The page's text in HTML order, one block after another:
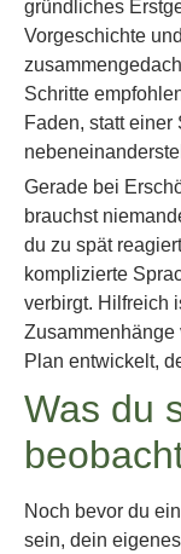
gründliches
Vorgeschichte
Schritte
Faden, statt
Gerade bei
brauchst
du zu spät
komplizierte
verbirgt. Hilfreich
Zusammenhänge
Plan entwickelt,
Was du
Noch bevor du
sein, dein